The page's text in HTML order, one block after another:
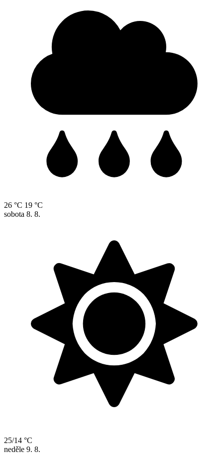
26 °C 19 °C
sobota 8. 8.
25/14 °C
neděle 9. 8.